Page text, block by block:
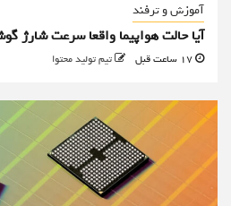
آموزش و ترفند
آیا حالت هواپیما واقعا سرعت شارژ
تیم تولید محتوا